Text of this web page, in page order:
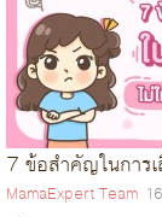
7 ข้อสำคัญในการ
MamaExpert Team